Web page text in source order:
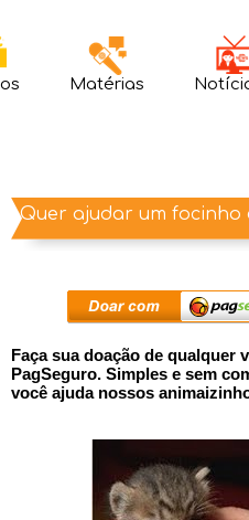
Matérias
Quer ajudar um focinho
Faça sua doação de qualquer
PagSeguro. Simples e sem
você ajuda nossos